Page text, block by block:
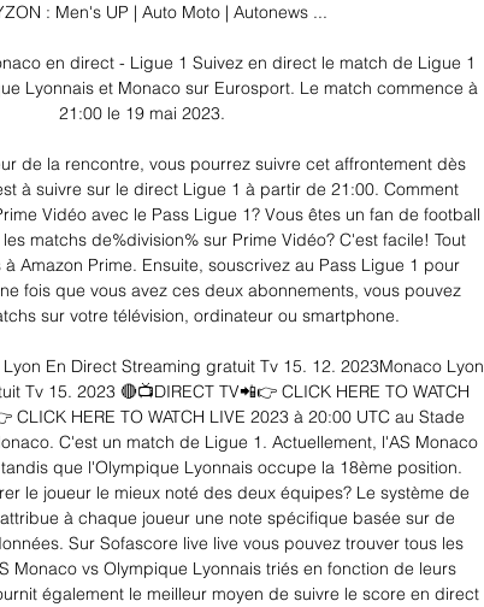
: Men's UP | Auto Moto | Autonews ...
en direct - Ligue 1 Suivez en direct le match de Ligue 1
Lyonnais et Monaco sur Eurosport. Le match commence à
21:00 le 19 mai 2023.
de la rencontre, vous pourrez suivre cet affrontement dès
à suivre sur le direct Ligue 1 à partir de 21:00. Comment
Vidéo avec le Pass Ligue 1? Vous êtes un fan de football
matchs de%division% sur Prime Vidéo? C'est facile! Tout
Amazon Prime. Ensuite, souscrivez au Pass Ligue 1 pour
fois que vous avez ces deux abonnements, vous pouvez
sur votre télévision, ordinateur ou smartphone.
Lyon En Direct Streaming gratuit Tv 15. 12. 2023Monaco Lyon
Tv 15. 2023 🔴📺DIRECT TV📲👉 CLICK HERE TO WATCH
CLICK HERE TO WATCH LIVE 2023 à 20:00 UTC au Stade
C'est un match de Ligue 1. Actuellement, l'AS Monaco
que l'Olympique Lyonnais occupe la 18ème position.
le joueur le mieux noté des deux équipes? Le système de
à chaque joueur une note spécifique basée sur de
Sur Sofascore live live vous pouvez trouver tous les
Monaco vs Olympique Lyonnais triés en fonction de leurs
également le meilleur moyen de suivre le score en direct